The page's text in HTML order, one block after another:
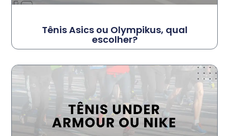
Tênis Asics ou Olympikus, qual
escolher?